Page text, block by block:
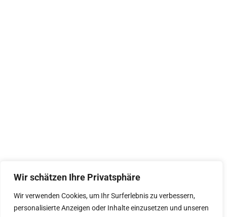
Wir schätzen Ihre Privatsphäre
Wir verwenden Cookies, um Ihr Surferlebnis zu verbessern,
personalisierte Anzeigen oder Inhalte einzusetzen und unseren